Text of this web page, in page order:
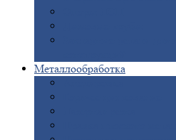
Металлообработка